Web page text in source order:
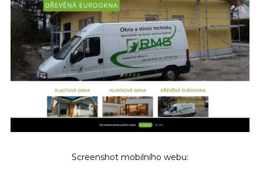
Screenshot mobilního webu: